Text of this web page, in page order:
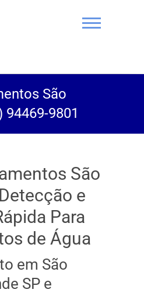
(11) 94469-
9801 |
Desentupidora
Rei do Esgoto
São
94469-9801
São
e
Para
de Água
em São
SP e